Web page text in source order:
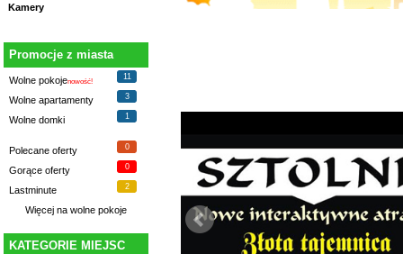
Kamery
Promocje z miasta
Wolne pokojenowość!
11
Wolne apartamenty 3
Wolne domki 1
Polecane oferty 0
Gorące oferty 0
Lastminute 2
Więcej na wolne pokoje
KATEGORIE MIEJSC